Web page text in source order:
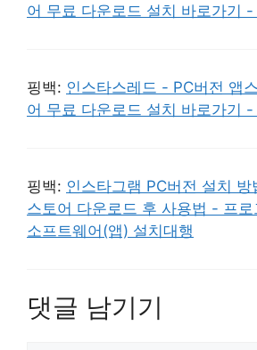
어 무료 다운로드 설치 바로가기
핑백: 인스타스레드 - PC버전 앱
어 무료 다운로드 설치 바로가기
핑백: 인스타그램 PC버전 설치
스토어 다운로드 후 사용법 - 프로
소프트웨어(앱) 설치대행
댓글 남기기